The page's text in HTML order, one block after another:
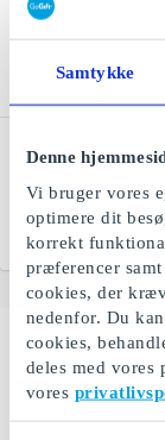
Samtykke
Denne
Vi bruger vores
optimere dit
korrekt
præferencer
cookies, der
nedenfor. Du
cookies,
deles med vores
vores
Espresso House
Gavekort
Glæden ved god
Fra 100 kr.
Giv et gavekort
Opdag